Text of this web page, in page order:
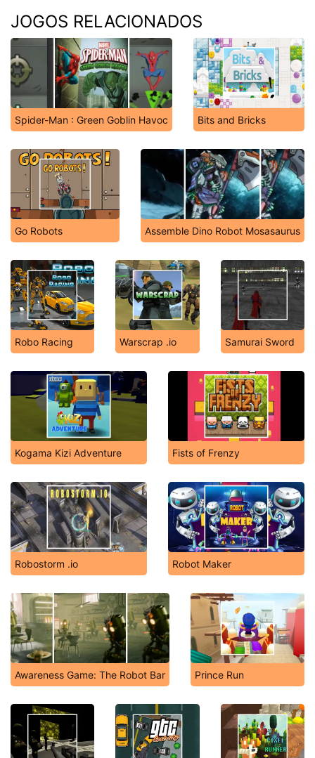
JOGOS RELACIONADOS
Spider-Man : Green Goblin Havoc Bits and Bricks
Go Robots Assemble Dino Robot Mosasaurus
Robo Racing Warscrap .io Samurai Sword
Kogama Kizi Adventure Fists of Frenzy
Robostorm .io Robot Maker
Awareness Game: The Robot Bar Prince Run